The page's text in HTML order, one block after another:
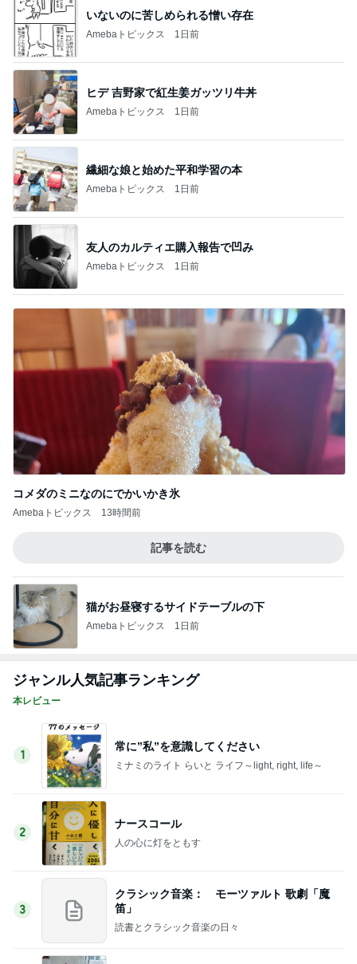
いないのに苦しめられる憎い存在
Amebaトピックス 1日前
ヒデ 吉野家で紅生姜ガッツリ牛丼
Amebaトピックス 1日前
繊細な娘と始めた平和学習の本
Amebaトピックス 1日前
友人のカルティエ購入報告で凹み
Amebaトピックス 1日前
コメダのミニなのにでかいかき氷
Amebaトピックス 13時間前
記事を読む
猫がお昼寝するサイドテーブルの下
Amebaトピックス 1日前
ジャンル人気記事ランキング
本レビュー
1
常に”私”を意識してください
ミナミのライト らいと ライフ～light, right, life～
2
ナースコール
人の心に灯をともす
3
クラシック音楽： モーツァルト 歌劇「魔
笛」
読書とクラシック音楽の日々